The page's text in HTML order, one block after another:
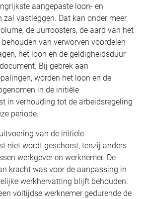
aangepaste loon- en
zal vastleggen. Dat kan onder meer
de uurroosters, de aard van het
van verworven voordelen
het loon en de geldigheidsduur
Bij gebrek aan
worden het loon en de
in de initiële
in verhouding tot de arbeidsregeling
periode.
van de initiële
niet wordt geschorst, tenzij anders
werkgever en werknemer. De
kracht was voor de aanpassing in
werkhervatting blijft behouden.
voltijdse werknemer gedurende de